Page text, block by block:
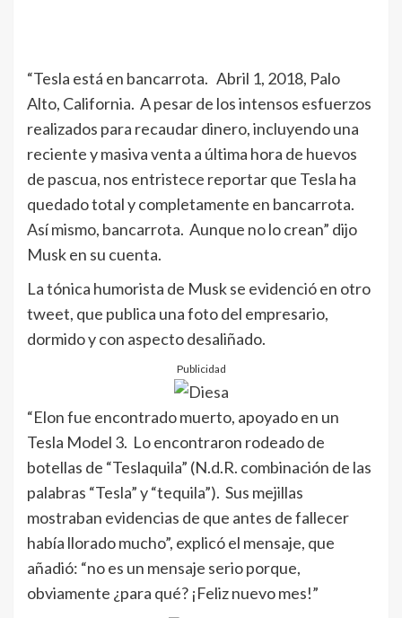
“Tesla está en bancarrota. Abril 1, 2018, Palo
Alto, California. A pesar de los intensos esfuerzos
realizados para recaudar dinero, incluyendo una
reciente y masiva venta a última hora de huevos
de pascua, nos entristece reportar que Tesla ha
quedado total y completamente en bancarrota.
Así mismo, bancarrota. Aunque no lo crean” dijo
Musk en su cuenta.
La tónica humorista de Musk se evidenció en otro
tweet, que publica una foto del empresario,
dormido y con aspecto desaliñado.
Publicidad
“Elon fue encontrado muerto, apoyado en un
Tesla Model 3. Lo encontraron rodeado de
botellas de “Teslaquila” (N.d.R. combinación de las
palabras “Tesla” y “tequila”). Sus mejillas
mostraban evidencias de que antes de fallecer
había llorado mucho”, explicó el mensaje, que
añadió: “no es un mensaje serio porque,
obviamente ¿para qué? ¡Feliz nuevo mes!”